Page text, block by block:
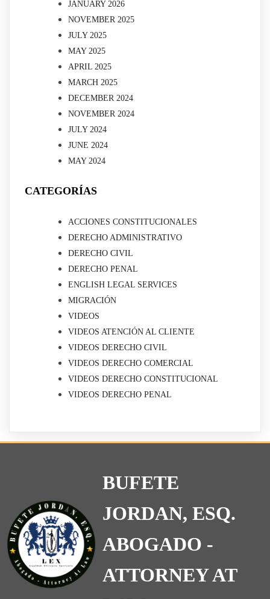
JANUARY 2026
NOVEMBER 2025
JULY 2025
MAY 2025
APRIL 2025
MARCH 2025
DECEMBER 2024
NOVEMBER 2024
JULY 2024
JUNE 2024
MAY 2024
CATEGORÍAS
ACCIONES CONSTITUCIONALES
DERECHO ADMINISTRATIVO
DERECHO CIVIL
DERECHO PENAL
ENGLISH LEGAL SERVICES
MIGRACIÓN
VIDEOS
VIDEOS ATENCIÓN AL CLIENTE
VIDEOS DERECHO CIVIL
VIDEOS DERECHO COMERCIAL
VIDEOS DERECHO CONSTITUCIONAL
VIDEOS DERECHO PENAL
BUFETE
JORDAN, ESQ.
ABOGADO -
ATTORNEY AT